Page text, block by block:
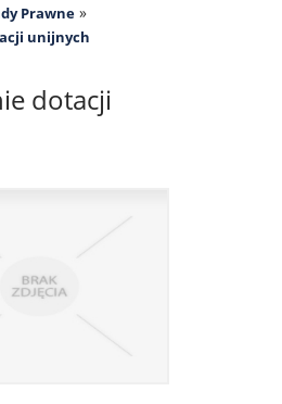
Prawne »
unijnych
dotacji